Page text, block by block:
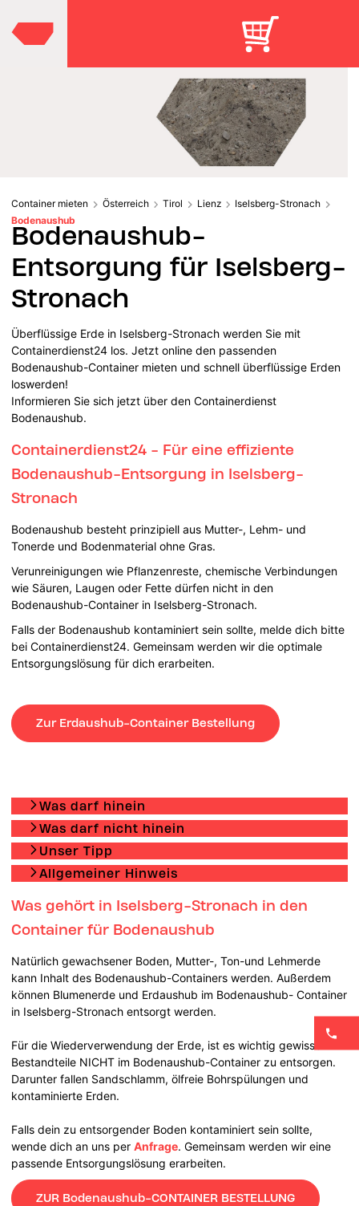
Container mieten Österreich Tirol Lienz
Iselsberg-Stronach
Bodenaushub
Bodenaushub-
Entsorgung für Iselsberg-
Stronach
Überflüssige Erde in Iselsberg-Stronach werden Sie mit
Containerdienst24 los. Jetzt online den passenden
Bodenaushub-Container mieten und schnell überflüssige Erden
loswerden!
Informieren Sie sich jetzt über den Containerdienst
Bodenaushub.
Containerdienst24 - Für eine effiziente
Bodenaushub-Entsorgung in Iselsberg-
Stronach
Bodenaushub besteht prinzipiell aus Mutter-, Lehm- und
Tonerde und Bodenmaterial ohne Gras.
Verunreinigungen wie Pflanzenreste, chemische Verbindungen
wie Säuren, Laugen oder Fette dürfen nicht in den
Bodenaushub-Container in Iselsberg-Stronach.
Falls der Bodenaushub kontaminiert sein sollte, melde dich bitte
bei Containerdienst24. Gemeinsam werden wir die optimale
Entsorgungslösung für dich erarbeiten.
Zur Erdaushub-Container Bestellung
Was darf hinein
Was darf nicht hinein
Unser Tipp
Allgemeiner Hinweis
Was gehört in Iselsberg-Stronach in den
Container für Bodenaushub
Natürlich gewachsener Boden, Mutter-, Ton-und Lehmerde
kann Inhalt des Bodenaushub-Containers werden. Außerdem
können Blumenerde und Erdaushub im Bodenaushub- Container
in Iselsberg-Stronach entsorgt werden.
Für die Wiederverwendung der Erde, ist es wichtig gewisse
Bestandteile NICHT im Bodenaushub-Container zu entsorgen.
Darunter fallen Sandschlamm, ölfreie Bohrspülungen und
kontaminierte Erden.
Falls dein zu entsorgender Boden kontaminiert sein sollte,
wende dich an uns perAnfrage. Gemeinsam werden wir eine
passende Entsorgungslösung erarbeiten.
ZUR Bodenaushub-CONTAINER BESTELLUNG